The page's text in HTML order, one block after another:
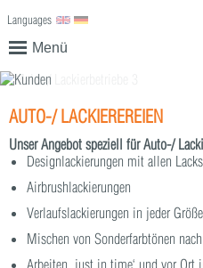
Menü
Languages English
AUTO-/ LACKIEREREIEN
Unser Angebot speziell für Auto-/
Designlackierungen mit allen
Airbrushlackierungen
Verlaufslackierungen in jeder Größe
Mischen von Sonderfarbtönen
Arbeiten ‚just in time‘ und vor Ort